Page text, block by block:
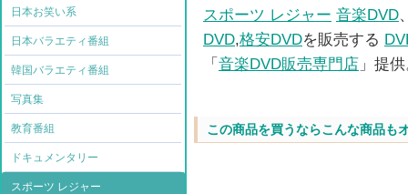
日本お笑い系
日本バラエティ番組
韓国バラエティ番組
写真集
教育番組
ドキュメンタリー
スポーツ レジャー
スポーツ レジャー 音楽DVD
DVD,格安DVDを販売する
「音楽DVD販売専門店 」提
この商品を買うならこんな商品も